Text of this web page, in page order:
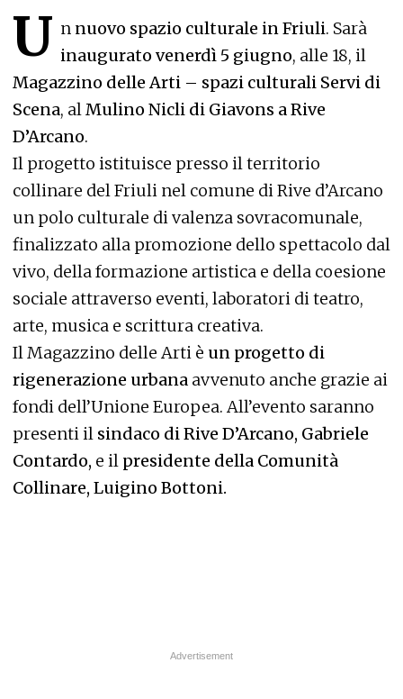
U n nuovo spazio culturale in Friuli. Sarà
inaugurato venerdì 5 giugno, alle 18, il
Magazzino delle Arti – spazi culturali Servi di
Scena, alMulino Nicli di Giavons a Rive
D’Arcano.
Il progetto istituisce presso il territorio
collinare del Friuli nel comune di Rive d’Arcano
un polo culturale di valenza sovracomunale,
finalizzato alla promozione dello spettacolo dal
vivo, della formazione artistica e della coesione
sociale attraverso eventi, laboratori di teatro,
arte, musica e scrittura creativa.
Il Magazzino delle Arti è un progetto di
rigenerazione urbana avvenuto anche grazie ai
fondi dell’Unione Europea. All’evento saranno
presenti il sindaco di Rive D’Arcano, Gabriele
Contardo, e il presidente della Comunità
Collinare, Luigino Bottoni.